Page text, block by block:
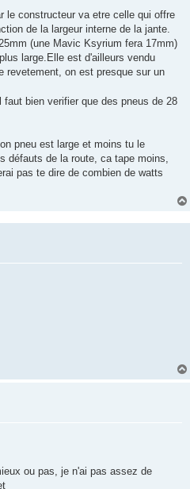
le constructeur va etre celle qui offre
de la largeur interne de la jante.
(une Mavic Ksyrium fera 17mm)
large.Elle est d'ailleurs vendu
revetement, on est presque sur un
bien verifier que des pneus de 28
pneu est large et moins tu le
défauts de la route, ca tape moins,
pas te dire de combien de watts
ou pas, je n'ai pas assez de